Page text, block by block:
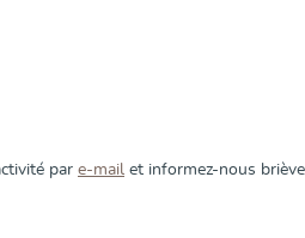
par e-mail et informez-nous